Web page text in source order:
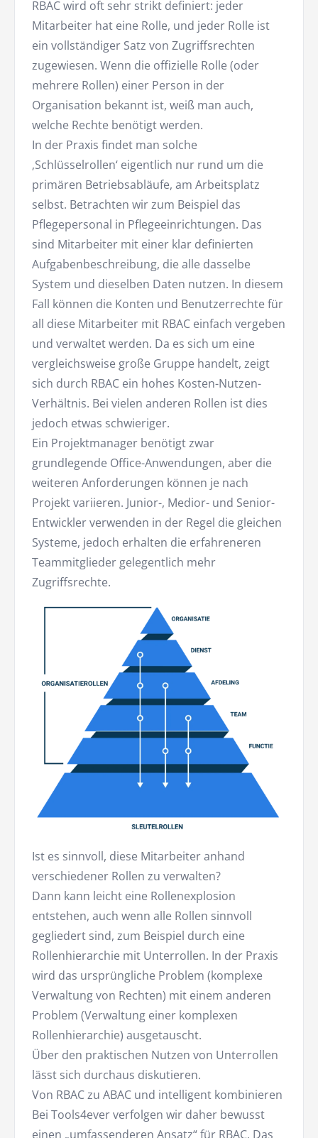
RBAC wird oft sehr strikt definiert: jeder
Mitarbeiter hat eine Rolle, und jeder Rolle ist
ein vollständiger Satz von Zugriffsrechten
zugewiesen. Wenn die offizielle Rolle (oder
mehrere Rollen) einer Person in der
Organisation bekannt ist, weiß man auch,
welche Rechte benötigt werden.
In der Praxis findet man solche
‚Schlüsselrollen‘ eigentlich nur rund um die
primären Betriebsabläufe, am Arbeitsplatz
selbst. Betrachten wir zum Beispiel das
Pflegepersonal in Pflegeeinrichtungen. Das
sind Mitarbeiter mit einer klar definierten
Aufgabenbeschreibung, die alle dasselbe
System und dieselben Daten nutzen. In diesem
Fall können die Konten und Benutzerrechte für
all diese Mitarbeiter mit RBAC einfach vergeben
und verwaltet werden. Da es sich um eine
vergleichsweise große Gruppe handelt, zeigt
sich durch RBAC ein hohes Kosten-Nutzen-
Verhältnis. Bei vielen anderen Rollen ist dies
jedoch etwas schwieriger.
Ein Projektmanager benötigt zwar
grundlegende Office-Anwendungen, aber die
weiteren Anforderungen können je nach
Projekt variieren. Junior-, Medior- und Senior-
Entwickler verwenden in der Regel die gleichen
Systeme, jedoch erhalten die erfahreneren
Teammitglieder gelegentlich mehr
Zugriffsrechte.
Ist es sinnvoll, diese Mitarbeiter anhand
verschiedener Rollen zu verwalten?
Dann kann leicht eine Rollenexplosion
entstehen, auch wenn alle Rollen sinnvoll
gegliedert sind, zum Beispiel durch eine
Rollenhierarchie mit Unterrollen. In der Praxis
wird das ursprüngliche Problem (komplexe
Verwaltung von Rechten) mit einem anderen
Problem (Verwaltung einer komplexen
Rollenhierarchie) ausgetauscht.
Über den praktischen Nutzen von Unterrollen
lässt sich durchaus diskutieren.
Von RBAC zu ABAC und intelligent kombinieren
Bei Tools4ever verfolgen wir daher bewusst
einen „umfassenderen Ansatz“ für RBAC. Das